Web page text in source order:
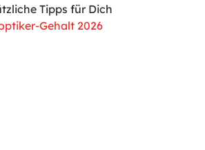
Tipps für Dich
Gehalt 2026